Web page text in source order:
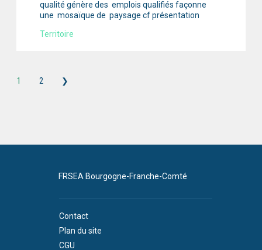
qualité génère des emplois qualifiés façonne
une mosaïque de paysage cf présentation
Territoire
1 2 ❯
FRSEA Bourgogne-Franche-Comté
Contact
Plan du site
CGU